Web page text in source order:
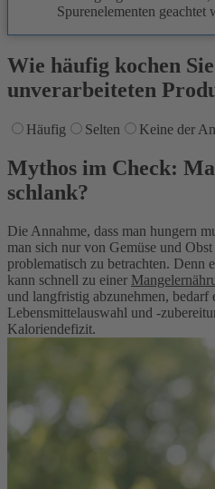
Spurenelementen geachtet
Wie häufig kochen
unverarbeiteten
Häufig Selten Keine der
Mythos im Check:
schlank?
Die Annahme, dass man hungern
man sich nur von Gemüse und
problematisch zu betrachten. Denn
kann schnell zu einer
und langfristig abzunehmen, bedarf
Lebensmittelauswahl und -
Kaloriendefizit.